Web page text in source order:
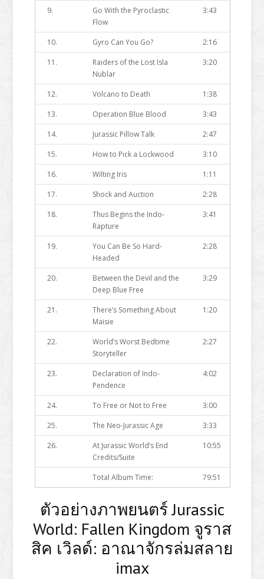
9.
Go With the Pyroclastic
Flow
3:43
10. Gyro Can You Go?
2:16
11.
Raiders of the Lost Isla
Nublar
3:20
12. Volcano to Death
1:38
13.
Operation Blue Blood
3:43
14.
Jurassic Pillow Talk
2:47
15.
How to Pick a Lockwood
3:10
16.
Wilting Iris
1:11
17.
Shock and Auction
2:28
18.
Thus Begins the Indo-
Rapture
3:41
19.
You Can Be So Hard-
Headed
2:28
20.
Between the Devil and the
Deep Blue Free
3:29
21.
There’s Something About
Maisie
1:20
22.
World’s Worst Bedtime
Storyteller
2:27
23.
Declaration of Indo-
Pendence
4:02
24. To Free or Not to Free
3:00
25.
The Neo-Jurassic Age
3:33
26.
At Jurassic World’s End
Credits/Suite
10:55
Total Album Time: 79:51
ตัวอย่างภาพยนตร์ Jurassic
World: Fallen Kingdom จูราส
สิค เวิลด์: อาณาจักรล่มสลาย
imax